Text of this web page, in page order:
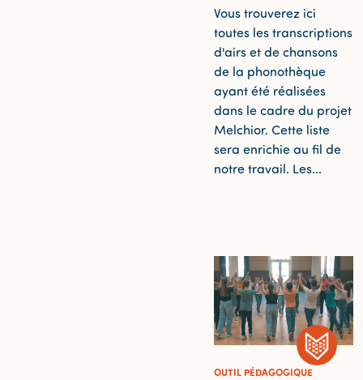
Vous trouverez ici
toutes les transcriptions
d'airs et de chansons
de la phonothèque
ayant été réalisées
dans le cadre du projet
Melchior. Cette liste
sera enrichie au fil de
notre travail. Les...
OUTIL PÉDAGOGIQUE